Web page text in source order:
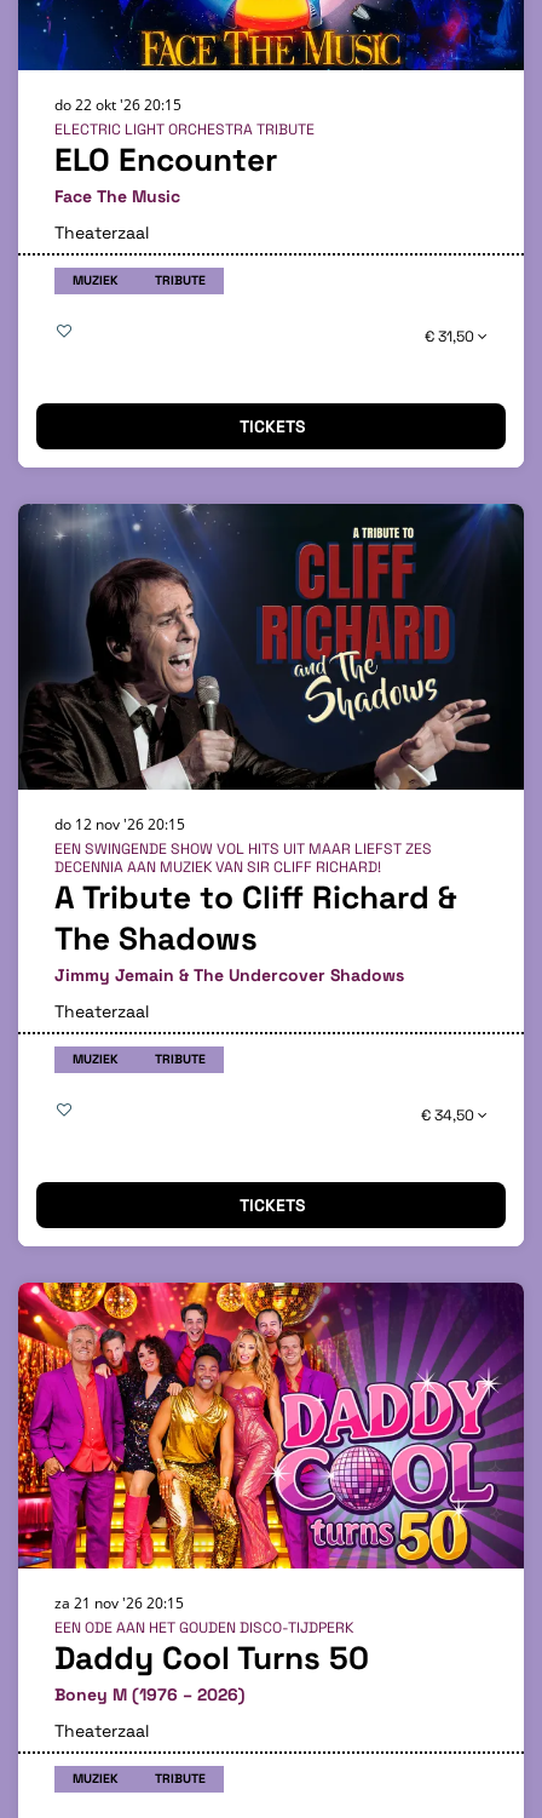
ELO Encounter
Face The Music
ELECTRIC LIGHT ORCHESTRA TRIBUTE
do 22 okt '2620:15
Theaterzaal
MUZIEK TRIBUTE
€ 31,50
TICKETS
A Tribute to Cliff Richard &
The Shadows
Jimmy Jemain & The Undercover Shadows
EEN SWINGENDE SHOW VOL HITS UIT MAAR LIEFST ZES
DECENNIA AAN MUZIEK VAN SIR CLIFF RICHARD!
do 12 nov '2620:15
Theaterzaal
MUZIEK TRIBUTE
€ 34,50
TICKETS
Daddy Cool Turns 50
Boney M (1976 – 2026)
EEN ODE AAN HET GOUDEN DISCO-TIJDPERK
za 21 nov '2620:15
Theaterzaal
MUZIEK TRIBUTE